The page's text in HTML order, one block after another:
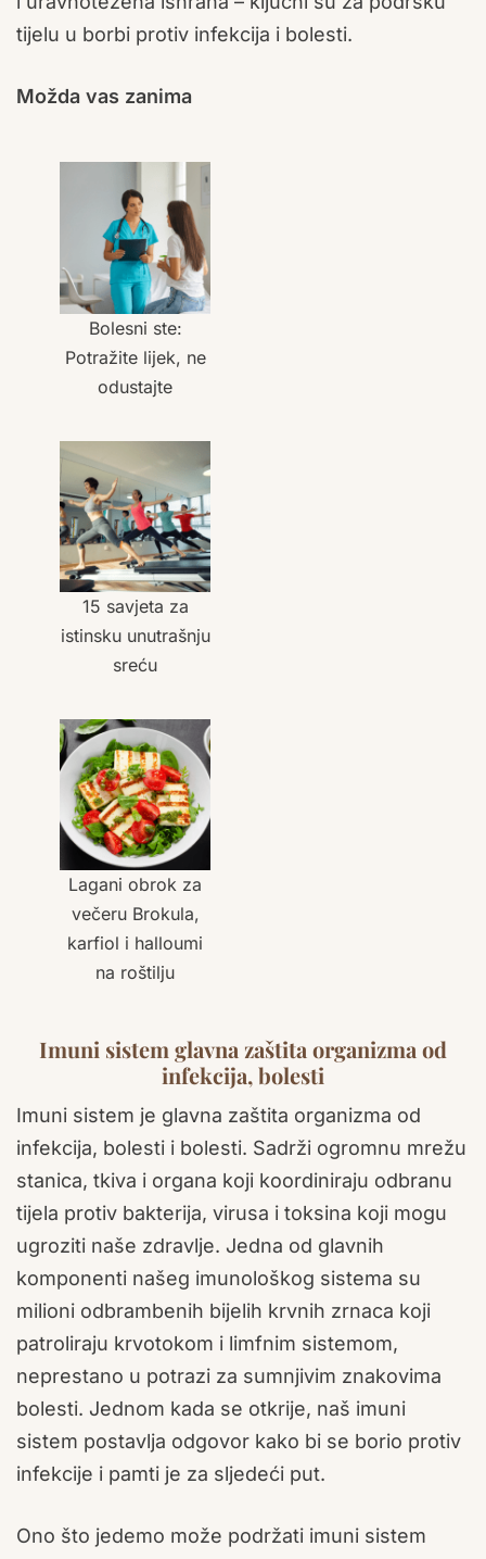
tijelu u borbi protiv infekcija i bolesti.
Možda vas zanima
Bolesni ste:
Potražite lijek, ne
odustajte
15 savjeta za
istinsku unutrašnju
sreću
Lagani obrok za
večeru Brokula,
karfiol i halloumi
na roštilju
Imuni sistem glavna zaštita organizma od
infekcija, bolesti
Imuni sistem je glavna zaštita organizma od
infekcija, bolesti i bolesti. Sadrži ogromnu mrežu
stanica, tkiva i organa koji koordiniraju odbranu
tijela protiv bakterija, virusa i toksina koji mogu
ugroziti naše zdravlje. Jedna od glavnih
komponenti našeg imunološkog sistema su
milioni odbrambenih bijelih krvnih zrnaca koji
patroliraju krvotokom i limfnim sistemom,
neprestano u potrazi za sumnjivim znakovima
bolesti. Jednom kada se otkrije, naš imuni
sistem postavlja odgovor kako bi se borio protiv
infekcije i pamti je za sljedeći put.
Ono što jedemo može podržati imuni sistem